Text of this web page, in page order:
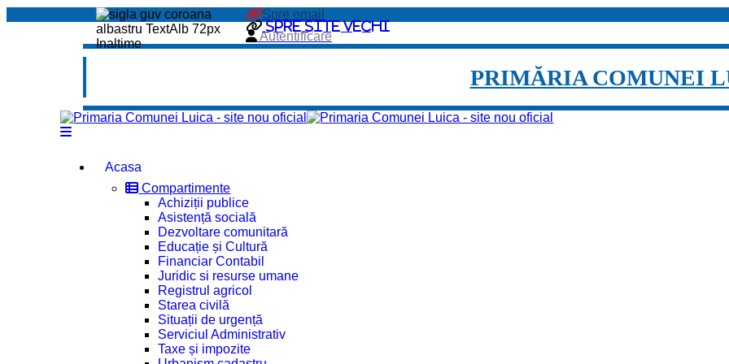
Spre site vechi
Spre email
Autentificare
PRIMĂRIA COMUNEI
Acasa
Compartimente
Achiziții publice
Asistență socială
Dezvoltare comunitară
Educație și Cultură
Financiar Contabil
Juridic si resurse umane
Registrul agricol
Starea civilă
Situații de urgență
Serviciul Administrativ
Taxe și impozite